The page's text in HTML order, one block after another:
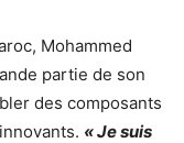
Mohammed
partie de son
des composants
« Je suis